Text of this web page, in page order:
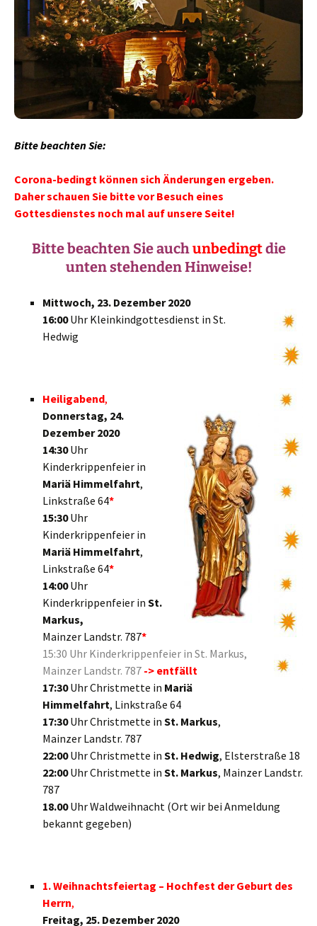
Bitte beachten Sie:
Corona-bedingt können sich Änderungen ergeben.
Daher schauen Sie bitte vor Besuch eines
Gottesdienstes noch mal auf unsere Seite!
Bitte beachten Sie auchunbedingtdie
unten stehenden Hinweise!
Mittwoch, 23. Dezember 2020
16:00Uhr Kleinkindgottesdienst in St.
Hedwig
Heiligabend,
Donnerstag, 24.
Dezember 2020
14:30Uhr
Kinderkrippenfeier in
Mariä Himmelfahrt,
Linkstraße 64*
15:30Uhr
Kinderkrippenfeier in
Mariä Himmelfahrt,
Linkstraße 64*
14:00Uhr
Kinderkrippenfeier in St.
Markus,
Mainzer Landstr. 787*
15:30 Uhr Kinderkrippenfeier in St. Markus,
Mainzer Landstr. 787 -> entfällt
17:30Uhr Christmette in Mariä
Himmelfahrt, Linkstraße 64
17:30Uhr Christmette in St. Markus,
Mainzer Landstr. 787
22:00Uhr Christmette in St. Hedwig, Elsterstraße 18
22:00Uhr Christmette in St. Markus, Mainzer Landstr.
787
18.00Uhr Waldweihnacht (Ort wir bei Anmeldung
bekannt gegeben)
1. Weihnachtsfeiertag – Hochfest der Geburt des
Herrn,
Freitag, 25. Dezember 2020